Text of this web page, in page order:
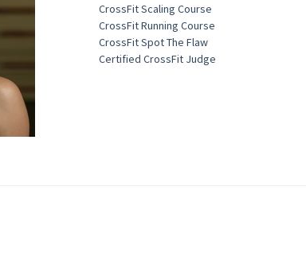
CrossFit Scaling Course
CrossFit Running Course
CrossFit Spot The Flaw
Certified CrossFit Judge